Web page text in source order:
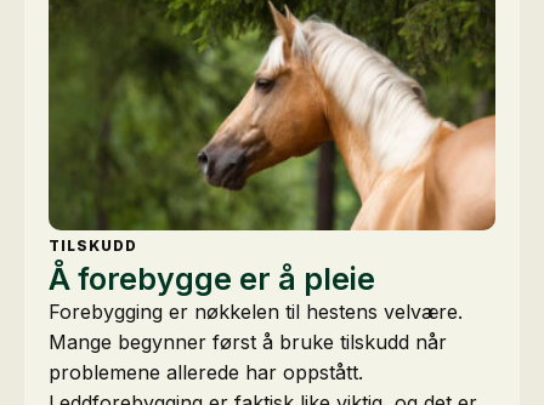
TILSKUDD
Å forebygge er å pleie
Forebygging er nøkkelen til hestens velvære.
Mange begynner først å bruke tilskudd når
problemene allerede har oppstått.